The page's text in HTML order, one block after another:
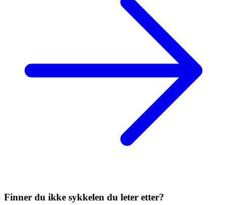
Finner du ikke sykkelen du leter etter?